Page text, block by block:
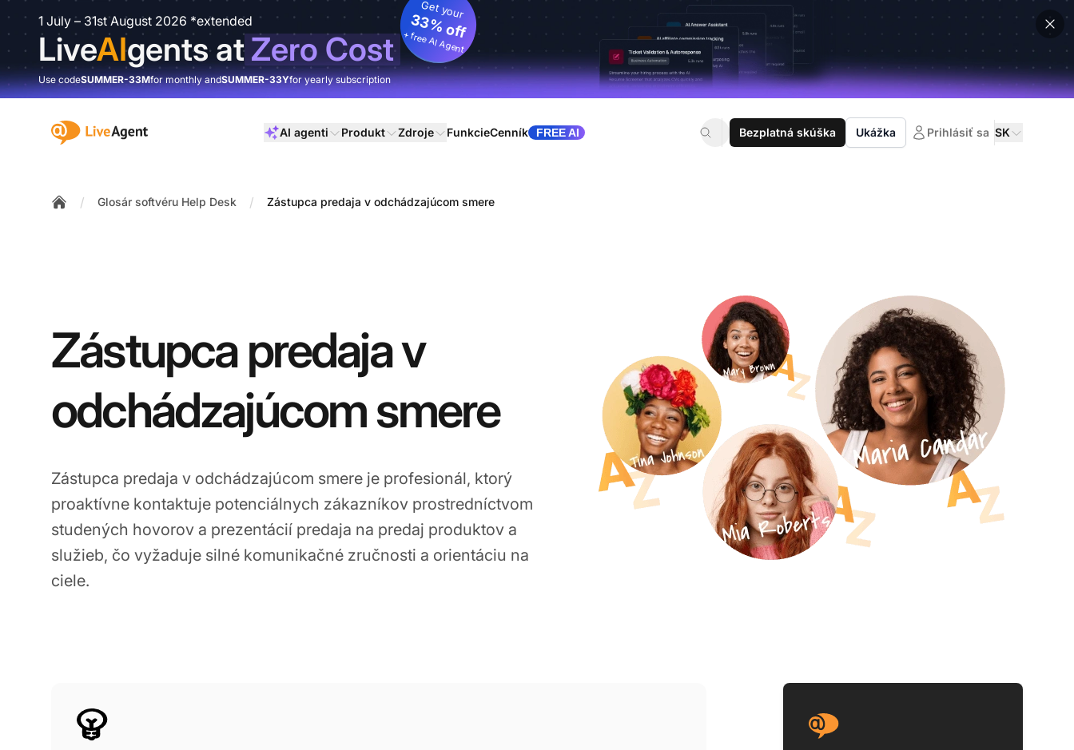
1 July – 31st August 2026 *extended
LiveAIgents atZero Cost
Get your
33% off
+ free AI Agent
Use codeSUMMER-33Mfor monthly andSUMMER-33Yfor yearly subscription
:site.title AI agenti Produkt Zdroje FunkcieCenník FREE AI Bezplatná skúška Ukážka Prihlásiť sa SK
/ Glosár softvéru Help Desk / Zástupca predaja v odchádzajúcom smere
Zástupca predaja v
odchádzajúcom smere
Zástupca predaja v odchádzajúcom smere je profesionál, ktorý
proaktívne kontaktuje potenciálnych zákazníkov prostredníctvom
studených hovorov a prezentácií predaja na predaj produktov a
služieb, čo vyžaduje silné komunikačné zručnosti a orientáciu na
ciele.